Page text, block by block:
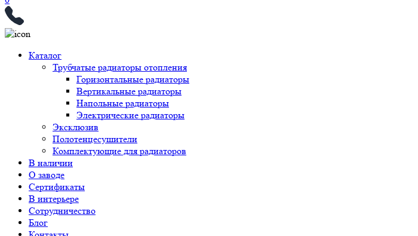
Каталог
Трубчатые радиаторы отопления
Горизонтальные радиаторы
Вертикальные радиаторы
Напольные радиаторы
Электрические радиаторы
Эксклюзив
Полотенцесушители
Комплектующие для радиаторов
В наличии
О заводе
Сертификаты
В интерьере
Сотрудничество
Блог